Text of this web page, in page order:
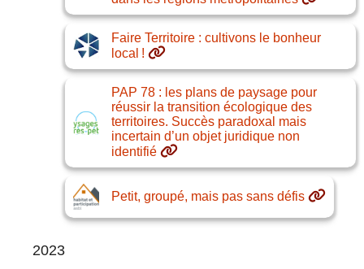
Faire Territoire : cultivons le bonheur
local !
PAP 78 : les plans de paysage pour
réussir la transition écologique des
territoires. Succès paradoxal mais
incertain d’un objet juridique non
identifié
Petit, groupé, mais pas sans défis
2023